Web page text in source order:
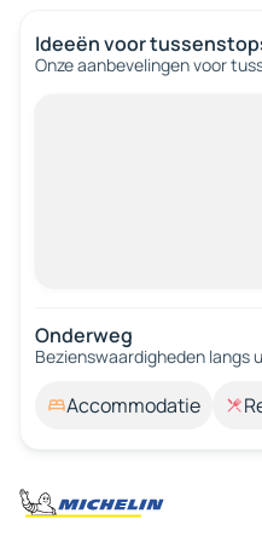
Ideeën voor
Onze aanbevelingen voor
Onderweg
Bezienswaardigheden langs
Accommodatie